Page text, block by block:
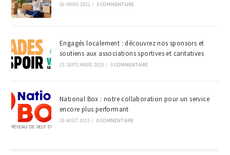
26 MARS 2022 / 0 COMMENTAIRE
Engagés localement : découvrez nos sponsors et
soutiens aux associations sportives et caritatives
25 SEPTEMBRE 2025 / 0 COMMENTAIRE
National Box : notre collaboration pour un service
encore plus performant
20 AOÛT 2025 / 0 COMMENTAIRE